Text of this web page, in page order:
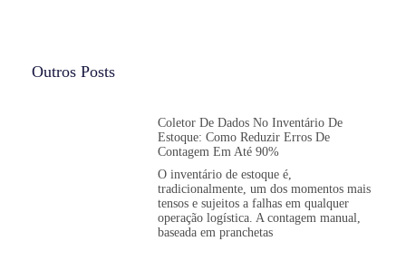
Outros Posts
Coletor De Dados No Inventário De
Estoque: Como Reduzir Erros De
Contagem Em Até 90%
O inventário de estoque é,
tradicionalmente, um dos momentos mais
tensos e sujeitos a falhas em qualquer
operação logística. A contagem manual,
baseada em pranchetas